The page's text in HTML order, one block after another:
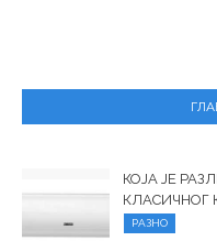
КОЈА ЈЕ
КЛАСИЧНОГ
РАЗНО